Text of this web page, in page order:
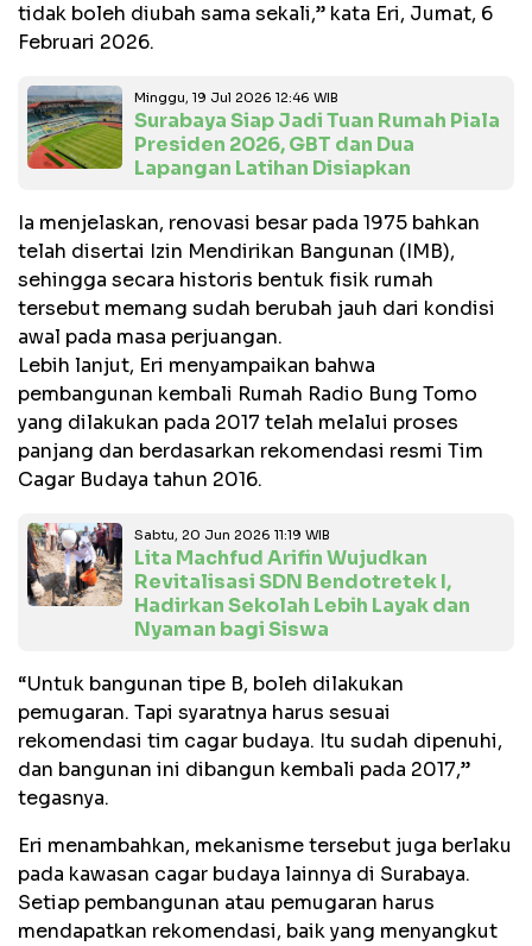
tidak boleh diubah sama sekali,” kata Eri, Jumat, 6
Februari 2026.
Minggu, 19 Jul 2026 12:46 WIB
Surabaya Siap Jadi Tuan Rumah Piala
Presiden 2026, GBT dan Dua
Lapangan Latihan Disiapkan
Ia menjelaskan, renovasi besar pada 1975 bahkan
telah disertai Izin Mendirikan Bangunan (IMB),
sehingga secara historis bentuk fisik rumah
tersebut memang sudah berubah jauh dari kondisi
awal pada masa perjuangan.
Lebih lanjut, Eri menyampaikan bahwa
pembangunan kembali Rumah Radio Bung Tomo
yang dilakukan pada 2017 telah melalui proses
panjang dan berdasarkan rekomendasi resmi Tim
Cagar Budaya tahun 2016.
Sabtu, 20 Jun 2026 11:19 WIB
Lita Machfud Arifin Wujudkan
Revitalisasi SDN Bendotretek I,
Hadirkan Sekolah Lebih Layak dan
Nyaman bagi Siswa
“Untuk bangunan tipe B, boleh dilakukan
pemugaran. Tapi syaratnya harus sesuai
rekomendasi tim cagar budaya. Itu sudah dipenuhi,
dan bangunan ini dibangun kembali pada 2017,”
tegasnya.
Eri menambahkan, mekanisme tersebut juga berlaku
pada kawasan cagar budaya lainnya di Surabaya.
Setiap pembangunan atau pemugaran harus
mendapatkan rekomendasi, baik yang menyangkut